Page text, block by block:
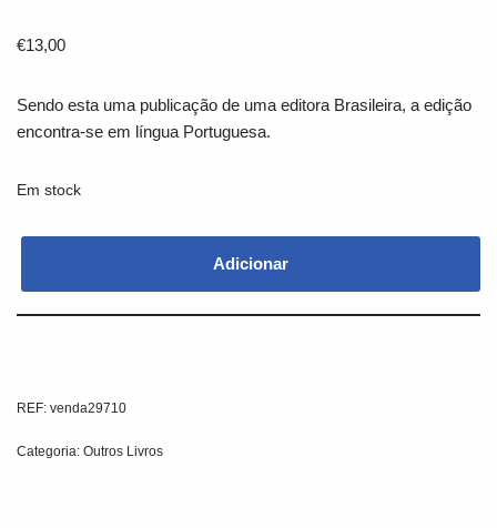
€13,00
Sendo esta uma publicação de uma editora Brasileira, a edição
encontra-se em língua Portuguesa.
Em stock
Adicionar
REF: venda29710
Categoria: Outros Livros